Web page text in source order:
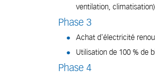
ventilation, climatisation)
Phase 3
Achat d'électricité
Utilisation de 100 % de
Phase 4